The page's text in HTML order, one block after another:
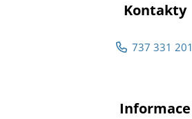
Kontakty
737 331 201
Informace